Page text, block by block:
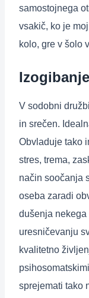
samostojnega
vsakič, ko je
kolo, gre v šolo
V sodobni
in srečen.
Obvladuje tako
stres, trema,
način soočanja
oseba zaradi
dušenja
uresničevanju
kvalitetno
sprejemati tako